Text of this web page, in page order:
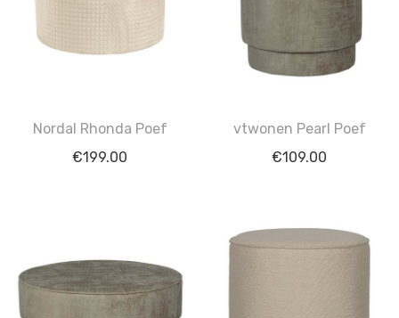
Nordal Rhonda Poef
€199.00
vtwonen Pearl Poef
€109.00